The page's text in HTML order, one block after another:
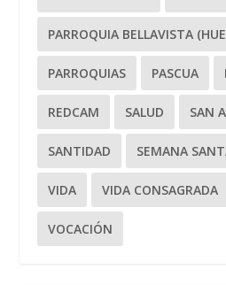
PARROQUIA BELLAVISTA
PARROQUIAS PASCUA
REDCAM SALUD SAN
SANTIDAD SEMANA
VIDA VIDA CONSAGRADA
VOCACIÓN